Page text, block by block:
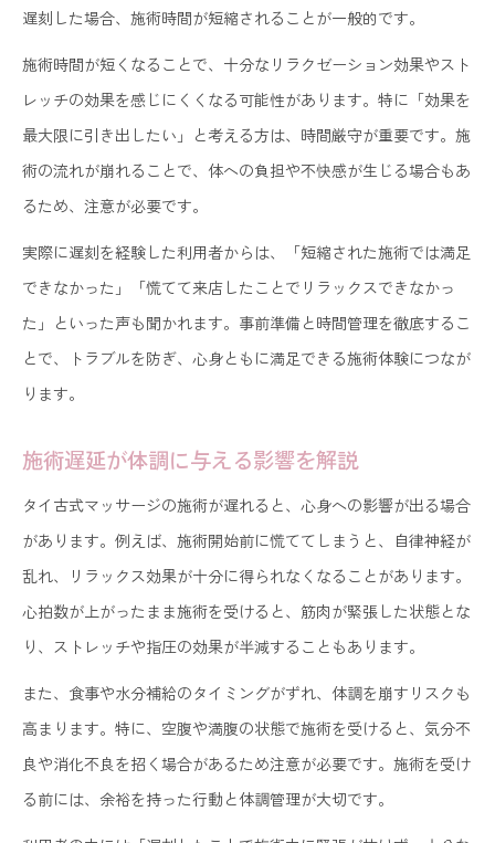
遅延時に配慮した安全な施術の進め方
タイ古式マッサージで体調不良時の対応法
遅れても安心な施術体験のためのコツ
遅延時のタイ古式マッサージ痛み対策
タイ古式マッサージが効果ないと感じる理由も解説
遅延がタイ古式マッサージ効果に与える影響
タイ古式マッサージ遅延時の体調変化を把握
遅れた場合のタイ古式マッサージリスク解説
遅延時の飲酒・発熱など禁忌も要確認
施術後の痛みや揉み返し発生時の注意点
タイ古式マッサージ死亡リスクと安全対策
安心して受けるための遅延対策と禁忌ポイント
タイ古式マッサージ遅延防止のための予約術
遅刻時も焦らず受けるための心構え解説
遅刻した場合、施術時間が短縮されることが一般的です。
施術時間が短くなることで、十分なリラクゼーション効果やスト
レッチの効果を感じにくくなる可能性があります。特に「効果を
最大限に引き出したい」と考える方は、時間厳守が重要です。施
術の流れが崩れることで、体への負担や不快感が生じる場合もあ
るため、注意が必要です。
実際に遅刻を経験した利用者からは、「短縮された施術では満足
できなかった」「慌てて来店したことでリラックスできなかっ
た」といった声も聞かれます。事前準備と時間管理を徹底するこ
とで、トラブルを防ぎ、心身ともに満足できる施術体験につなが
ります。
施術遅延が体調に与える影響を解説
タイ古式マッサージの施術が遅れると、心身への影響が出る場合
があります。例えば、施術開始前に慌ててしまうと、自律神経が
乱れ、リラックス効果が十分に得られなくなることがあります。
心拍数が上がったまま施術を受けると、筋肉が緊張した状態とな
り、ストレッチや指圧の効果が半減することもあります。
また、食事や水分補給のタイミングがずれ、体調を崩すリスクも
高まります。特に、空腹や満腹の状態で施術を受けると、気分不
良や消化不良を招く場合があるため注意が必要です。施術を受け
る前には、余裕を持った行動と体調管理が大切です。